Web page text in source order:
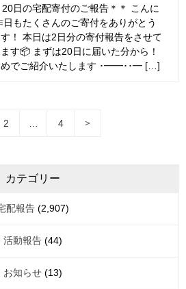
20日の宅配寄付のご報告＊＊ こんに
日もたくさんのご寄付をありがとう
！ 本日は2日分の寄付報告をさせて
す📦 まずは20日に届いた分から！
めでご紹介いたします ･━━･･━ […]
2 4 ＞
カテゴリー
配報告 (2,907)
活動報告 (44)
お知らせ (13)